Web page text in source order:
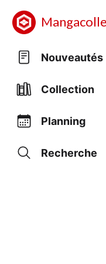
Nouveautés
Collection
Planning
Recherche